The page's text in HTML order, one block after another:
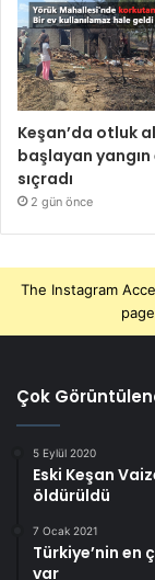
Keşan’da otluk
başlayan yangın
sıçradı
2 gün önce
The Instagram
Çok
5 Eylül 2020
Eski Keşan
öldürüldü
7 Ocak 2021
Türkiye’nin en
var